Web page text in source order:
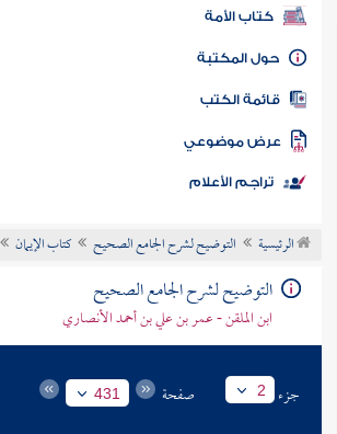
كتب PDF
كتاب الأمة
المكتبة
الكتب
موضوعي
تراجم الأعلام
الرئيسية التوضيح لشرح الجامع الصحيح كتاب الإيمان
التوضيح لشرح الجامع الصحيح
ابن الملقن - عمر بن علي بن أحمد الأنصاري
جزء 2 صفحة 431